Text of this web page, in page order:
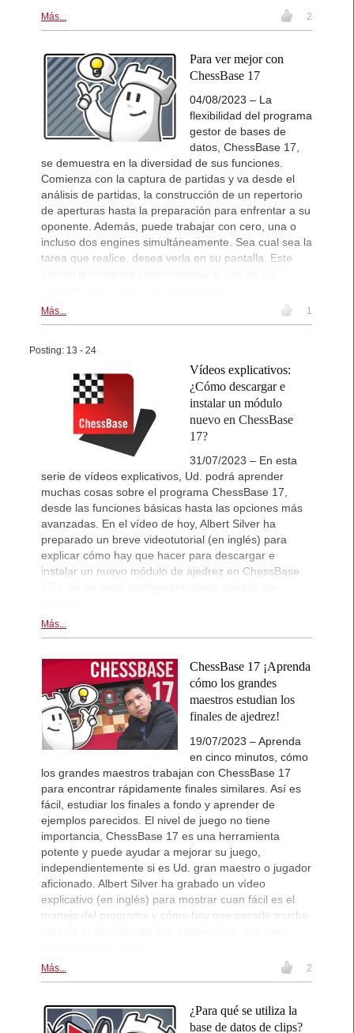
Más... 2
Para ver mejor con
ChessBase 17
04/08/2023 – La
flexibilidad del programa
gestor de bases de
datos, ChessBase 17,
se demuestra en la diversidad de sus funciones.
Comienza con la captura de partidas y va desde el
análisis de partidas, la construcción de un repertorio
de aperturas hasta la preparación para enfrentar a su
oponente. Además, puede trabajar con cero, una o
incluso dos engines simultáneamente. Sea cual sea la
tarea que realice, desea verla en su pantalla. Este
Más... 1
Posting: 13 - 24
Vídeos explicativos:
¿Cómo descargar e
instalar un módulo
nuevo en ChessBase
17?
31/07/2023 – En esta
serie de vídeos explicativos, Ud. podrá aprender
muchas cosas sobre el programa ChessBase 17,
desde las funciones básicas hasta las opciones más
avanzadas. En el vídeo de hoy, Albert Silver ha
preparado un breve videotutorial (en inglés) para
explicar cómo hay que hacer para descargar e
instalar un nuevo módulo de ajedrez en ChessBase
Más...
ChessBase 17 ¡Aprenda
cómo los grandes
maestros estudian los
finales de ajedrez!
19/07/2023 – Aprenda
en cinco minutos, cómo
los grandes maestros trabajan con ChessBase 17
para encontrar rápidamente finales similares. Así es
fácil, estudiar los finales a fondo y aprender de
ejemplos parecidos. El nivel de juego no tiene
importancia, ChessBase 17 es una herramienta
potente y puede ayudar a mejorar su juego,
independientemente si es Ud. gran maestro o jugador
aficionado. Albert Silver ha grabado un vídeo
explicativo (en inglés) para mostrar cuan fácil es el
manejo del programa y cómo hay que sacarle mucho
Más... 2
¿Para qué se utiliza la
base de datos de clips?